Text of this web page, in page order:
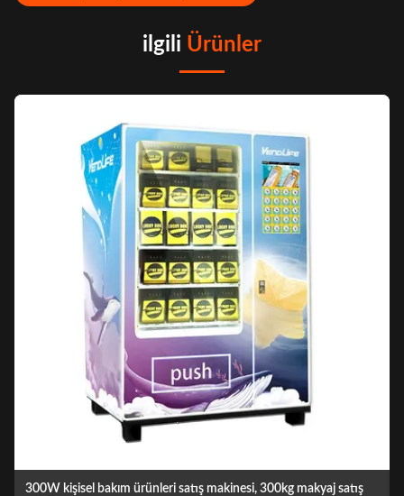
ilgili Ürünler
300kg makyaj satış 150 adet kozmetik satış makinesi 220V